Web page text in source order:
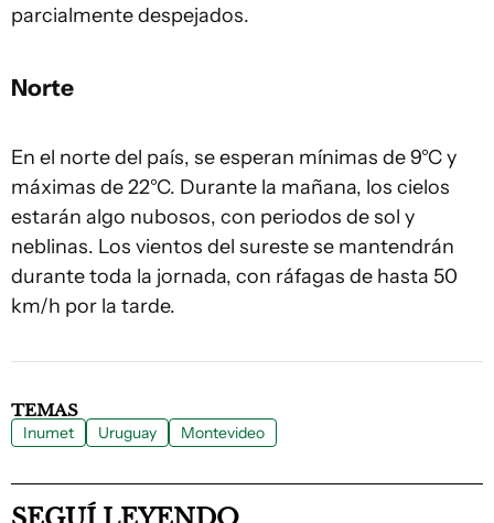
parcialmente despejados.
Norte
En el norte del país, se esperan mínimas de 9°C y
máximas de 22°C. Durante la mañana, los cielos
estarán algo nubosos, con periodos de sol y
neblinas. Los vientos del sureste se mantendrán
durante toda la jornada, con ráfagas de hasta 50
km/h por la tarde.
TEMAS
Inumet Uruguay Montevideo